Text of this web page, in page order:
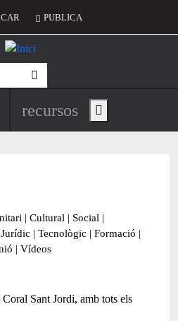
del compte d'usuari
PUBLICA
principal de
recursos Show main menu
| Cultural | Social |
Jurídic | Tecnològic | Formació |
| Vídeos